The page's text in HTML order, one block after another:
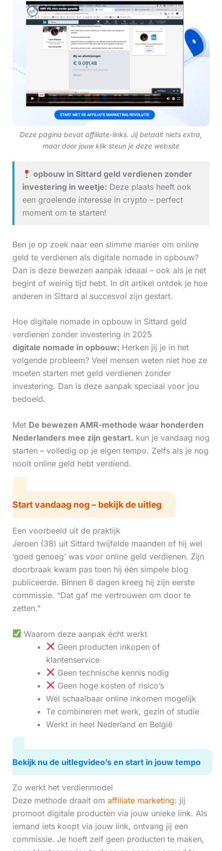
Deze pagina bevat affiliate-links. Jij betaalt niets extra,
maar door jouw klik steun je deze website
opbouw in Sittard geld verdienen zonder
investering in weetje: Deze plaats heeft ook
een groeiende interesse in crypto – perfect
moment om te starten!
Ben je op zoek naar een slimme manier om online
geld te verdienen als digitale nomade in opbouw?
Dan is deze bewezen aanpak ideaal – ook als je net
begint of weinig tijd hebt. In dit artikel ontdek je hoe
anderen in Sittard al succesvol zijn gestart.
Hoe digitale nomade in opbouw in Sittard geld
verdienen zonder investering in 2025
digitale nomade in opbouw: Herken jij je in het
volgende probleem? Veel mensen weten niet hoe ze
moeten starten met geld verdienen zonder
investering. Dan is deze aanpak speciaal voor jou
bedoeld.
Met De bewezen AMR-methode waar honderden
Nederlanders mee zijn gestart. kun je vandaag nog
starten – volledig op je eigen tempo. Zelfs als je nog
nooit online geld hebt verdiend.
Start vandaag nog – bekijk de uitleg
Een voorbeeld uit de praktijk
Jeroen (38) uit Sittard twijfelde maanden of hij wel
‘goed genoeg’ was voor online geld verdienen. Zijn
doorbraak kwam pas toen hij één simpele blog
publiceerde. Binnen 6 dagen kreeg hij zijn eerste
commissie. “Dat gaf me vertrouwen om door te
zetten.”
Waarom deze aanpak écht werkt
Geen producten inkopen of
klantenservice
Geen technische kennis nodig
Geen hoge kosten of risico’s
Wél schaalbaar online inkomen mogelijk
Te combineren met werk, gezin of studie
Werkt in heel Nederland en België
Bekijk nu de uitlegvideo’s en start in jouw tempo
Zo werkt het verdienmodel
Deze methode draait om affiliate marketing: jij
promoot digitale producten via jouw unieke link. Als
iemand iets koopt via jouw link, ontvang jij een
commissie. Je hoeft zelf geen producten te maken,